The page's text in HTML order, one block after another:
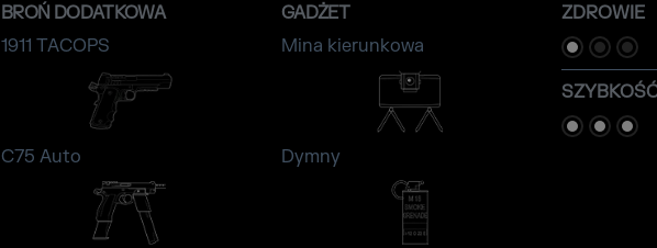
BROŃ DODATKOWA
1911 TACOPS
C75 Auto
GADŻET
Mina kierunkowa
Dymny
ZDROWIE